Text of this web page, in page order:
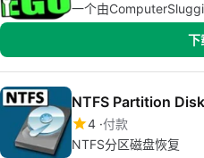
一个由
下
NTFS Partition
4 付款
NTFS分区磁盘恢复